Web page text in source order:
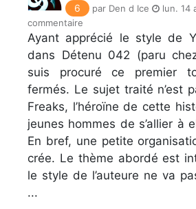
6
par Den d Ice lun. 14
commentaire
Ayant apprécié le style de
dans Détenu 042 (paru
suis procuré ce premier
fermés. Le sujet traité n’est
Freaks, l’héroïne de cette
jeunes hommes de s’allier à
En bref, une petite
crée. Le thème abordé est
le style de l’auteure ne va
...